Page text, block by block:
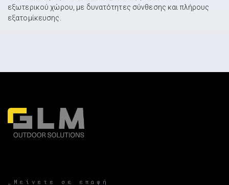
εξωτερικού χώρου, με δυνατότητες σύνθεσης και πλήρους
εξατομίκευσης.
_Μείνετε σε επαφή